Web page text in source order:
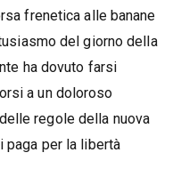
frenetica alle banane
del giorno della
ha dovuto farsi
a un doloroso
regole della nuova
paga per la libertà